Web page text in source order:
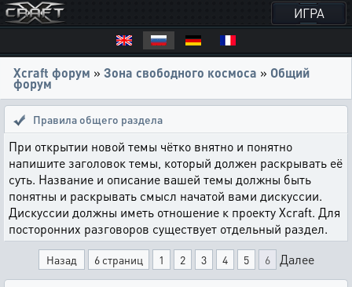
ИГРА
Xcraft форум » Зона свободного космоса » Общий
форум
Правила общего раздела
При открытии новой темы чётко внятно и понятно
напишите заголовок темы, который должен раскрывать её
суть. Название и описание вашей темы должны быть
понятны и раскрывать смысл начатой вами дискуссии.
Дискуссии должны иметь отношение к проекту Xcraft. Для
посторонних разговоров существует отдельный раздел.
Назад 6 страниц 1 2 3 4 5 6 Далее